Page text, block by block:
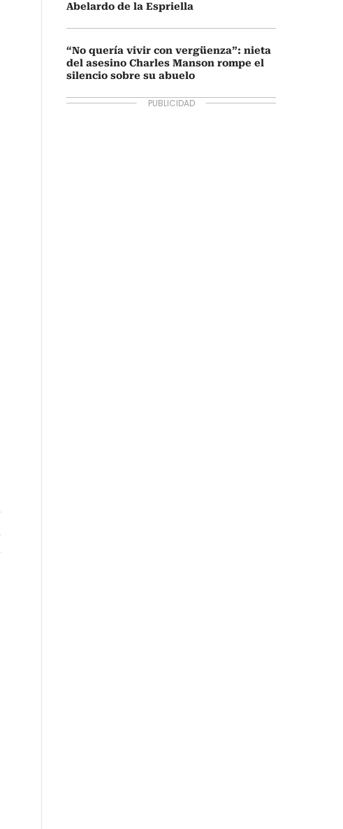
Abelardo de la Espriella
“No quería vivir con vergüenza”: nieta
del asesino Charles Manson rompe el
silencio sobre su abuelo